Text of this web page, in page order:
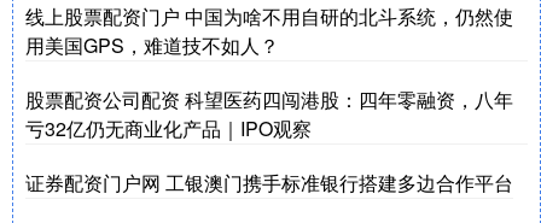
线上股票配资门户 中国为啥不用自研的北斗系统，仍然使
用美国GPS，难道技不如人？
股票配资公司配资 科望医药四闯港股：四年零融资，八年
亏32亿仍无商业化产品｜IPO观察
证券配资门户网 工银澳门携手标准银行搭建多边合作平台